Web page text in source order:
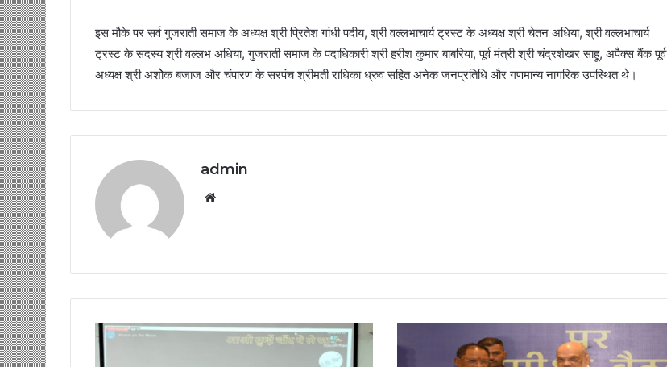
इस मौके पर सर्व गुजराती समाज के अध्यक्ष श्री प्रितेश गांधी पदीय, श्री वल्लभाचार्य ट्रस्ट के अध्यक्ष श्री चेतन अधिया, श्री वल्लभाचार्य
ट्रस्ट के सदस्य श्री वल्लभ अधिया, गुजराती समाज के पदाधिकारी श्री हरीश कुमार बाबरिया, पूर्व मंत्री श्री चंद्रशेखर साहू, अपैक्स बैंक पूर्व
अध्यक्ष श्री अशोेक बजाज और चंपारण के सरपंच श्रीमती राधिका ध्रुव सहित अनेक जनप्रतिधि और गणमान्य नागरिक उपस्थित थे।
admin